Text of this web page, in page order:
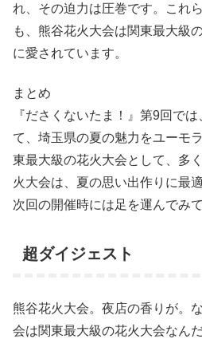
れ、その迫力は圧巻です。これ
も、熊谷花火大会は関東最大級
に愛されています。
まとめ
『ださくないたま！』第9回で
て、埼玉県の夏の魅力をユーモ
東最大級の花火大会として、多
火大会は、夏の思い出作りに最
次回の開催時には足を運んでみ
超ダイジェスト
熊谷花火大会。夜店の香りが。
会は関東最大級の花火大会なん